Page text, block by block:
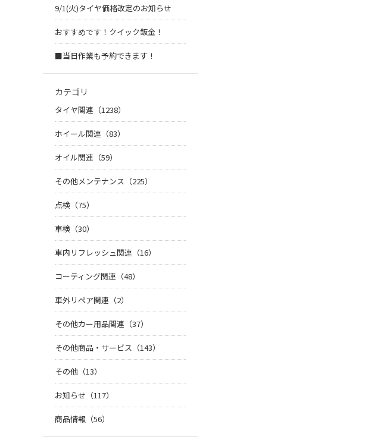
9/1(火)タイヤ価格改定のお知らせ
おすすめです！クイック鈑金！
■当日作業も予約できます！
カテゴリ
タイヤ関連（1238）
ホイール関連（83）
オイル関連（59）
その他メンテナンス（225）
点検（75）
車検（30）
車内リフレッシュ関連（16）
コーティング関連（48）
車外リペア関連（2）
その他カー用品関連（37）
その他商品・サービス（143）
その他（13）
お知らせ（117）
商品情報（56）